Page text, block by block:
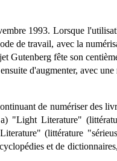
1993. Lorsque
de travail, avec la
Gutenberg fête son
d'augmenter, avec
de numériser des
"Light Literature"
(littérature
et de